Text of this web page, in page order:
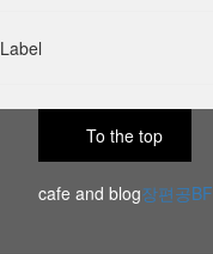
Label
To the top
cafe and blog장편공BF